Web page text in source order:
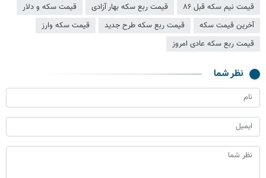
قیمت نیم سکه قبل ۸۶
قیمت ربع سکه بهار آزادی
قیمت سکه و دلار
آخرین قیمت سکه
قیمت ربع سکه طرح جدید
قیمت سکه وارز
قیمت ربع سکه عادی امروز
نظر شما